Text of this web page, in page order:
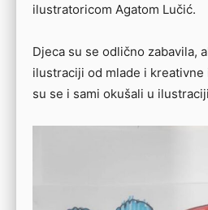
ilustratoricom Agatom Lučić.
Djeca su se odlično zabavila,
ilustraciji od mlade i
su se i sami okušali u